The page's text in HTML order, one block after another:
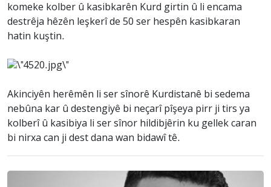
komeke kolber û kasibkarên Kurd girtin û li encama
destrêja hêzên leşkerî de 50 ser hespên kasibkaran
hatin kuştin.
Akinciyên herêmên li ser sînorê Kurdistanê bi sedema
nebûna kar û destengiyê bi neçarî pîşeya pirr ji tirs ya
kolberî û kasibiya li ser sînor hildibjêrin ku gellek caran
bi nirxa can ji dest dana wan bidawî tê.